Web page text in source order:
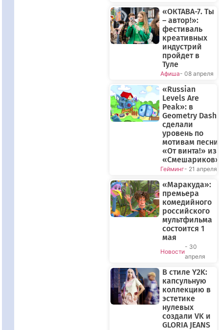
«ОКТАВА-7. Ты
– автор!»:
фестиваль
креативных
индустрий
пройдет в
Туле
Афиша- 08 апреля
«Russian
Levels Are
Peak»: в
Geometry Dash
сделали
уровень по
мотивам песни
«От винта!» из
Гейминг- 21 апреля
«Маракуда»:
премьера
комедийного
российского
мультфильма
состоится 1
мая
Новости
- 30
апреля
В стиле Y2K:
капсульную
коллекцию в
эстетике
нулевых
создали VK и
GLORIA JEANS